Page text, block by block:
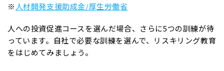
※ 人材開発支援助成金/厚生労働省
人への投資促進コースを選んだ場合、さらに5つの訓練が待
っています。自社で必要な訓練を選んで、リスキリング教育
をはじめてみましょう。